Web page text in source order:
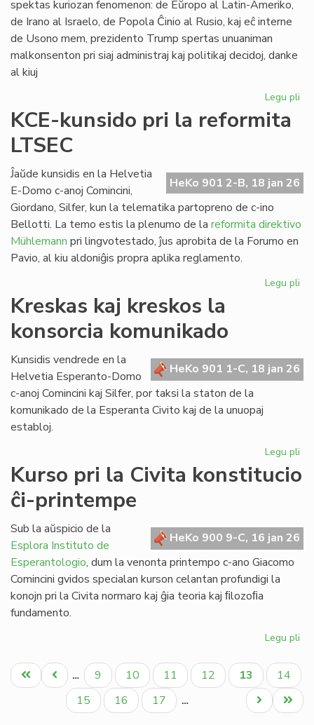
spektas kuriozan fenomenon: de Eŭropo al Latin-Ameriko,
de Irano al Israelo, de Popola Ĉinio al Rusio, kaj eĉ interne
de Usono mem, prezidento Trump spertas unuaniman
malkonsenton pri siaj administraj kaj politikaj decidoj, danke
al kiuj
Legu pli
KCE-kunsido pri la reformita
LTSEC
HeKo 901 2-B, 18 jan 26
Ĵaŭde kunsidis en la Helvetia
E-Domo c-anoj Comincini,
Giordano, Silfer, kun la telematika partopreno de c-ino
Bellotti. La temo estis la plenumo de la reformita direktivo
Mühlemann pri lingvotestado, ĵus aprobita de la Forumo en
Pavio, al kiu aldoniĝis propra aplika reglamento.
Legu pli
Kreskas kaj kreskos la
konsorcia komunikado
HeKo 901 1-C, 18 jan 26
Kunsidis vendrede en la
Helvetia Esperanto-Domo
c-anoj Comincini kaj Silfer, por taksi la staton de la
komunikado de la Esperanta Civito kaj de la unuopaj
establoj.
Legu pli
kaj
Kurso pri la Civita konstitucio
ĉi-printempe
HeKo 900 9-C, 16 jan 26
Sub la aŭspicio de la
Esplora Instituto de
Esperantologio, dum la venonta printempo c-ano Giacomo
Comincini gvidos specialan kurson celantan profundigi la
konojn pri la Civita normaro kaj ĝia teoria kaj ﬁlozoﬁa
fundamento.
Legu pli
pri
la
Pagination
Unua
paĝo
Antaŭa
paĝo
… Paĝo
9 Paĝo
10 Paĝo
11 Paĝo
12
Aktuala
paĝo
13 Paĝo
14
Paĝo
15 Paĝo
16 Paĝo
17 …
Last
page
Next
page